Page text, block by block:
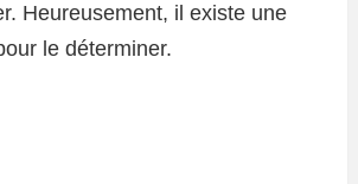
Heureusement, il existe une
le déterminer.